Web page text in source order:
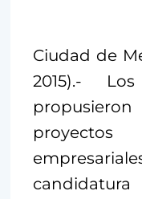
Ciudad de
2015).-